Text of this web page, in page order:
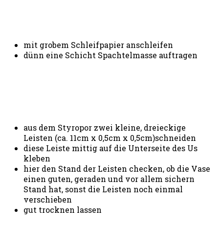
mit grobem Schleifpapier anschleifen
dünn eine Schicht Spachtelmasse auftragen
aus dem Styropor zwei kleine, dreieckige
Leisten (ca. 11cm x 0,5cm x 0,5cm)schneiden
diese Leiste mittig auf die Unterseite des Us
kleben
hier den Stand der Leisten checken, ob die Vase
einen guten, geraden und vor allem sichern
Stand hat, sonst die Leisten noch einmal
verschieben
gut trocknen lassen